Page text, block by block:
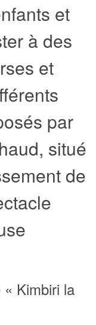
et
à des
et
par
situé
de
Kimbiri la